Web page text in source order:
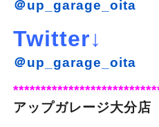
＠up_garage_oita
Twitter↓
＠up_garage_oita
アップガレージ大分